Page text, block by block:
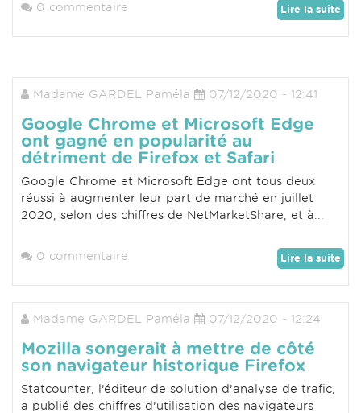
0 commentaire Lire la suite
Madame GARDEL Paméla 07/12/2020 - 12:41
Google Chrome et Microsoft Edge
ont gagné en popularité au
détriment de Firefox et Safari
Google Chrome et Microsoft Edge ont tous deux
réussi à augmenter leur part de marché en juillet
2020, selon des chiffres de NetMarketShare, et à...
0 commentaire Lire la suite
Madame GARDEL Paméla 07/12/2020 - 12:24
Mozilla songerait à mettre de côté
son navigateur historique Firefox
Statcounter, l’éditeur de solution d’analyse de trafic,
a publié des chiffres d’utilisation des navigateurs